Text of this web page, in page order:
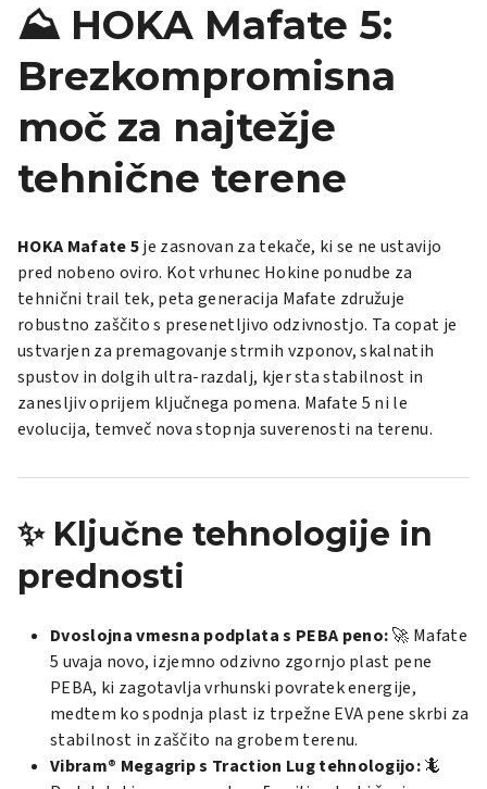
⛰️ HOKA Mafate 5:
Brezkompromisna
moč za najtežje
tehnične terene
HOKA Mafate 5je zasnovan za tekače, ki se ne ustavijo
pred nobeno oviro. Kot vrhunec Hokine ponudbe za
tehnični trail tek, peta generacija Mafate združuje
robustno zaščito s presenetljivo odzivnostjo. Ta copat je
ustvarjen za premagovanje strmih vzponov, skalnatih
spustov in dolgih ultra-razdalj, kjer sta stabilnost in
zanesljiv oprijem ključnega pomena. Mafate 5 ni le
evolucija, temveč nova stopnja suverenosti na terenu.
✨ Ključne tehnologije in
prednosti
Dvoslojna vmesna podplata s PEBA peno:🚀 Mafate
5 uvaja novo, izjemno odzivno zgornjo plast pene
PEBA, ki zagotavlja vrhunski povratek energije,
medtem ko spodnja plast iz trpežne EVA pene skrbi za
stabilnost in zaščito na grobem terenu.
Vibram® Megagrip s Traction Lug tehnologijo:🦎